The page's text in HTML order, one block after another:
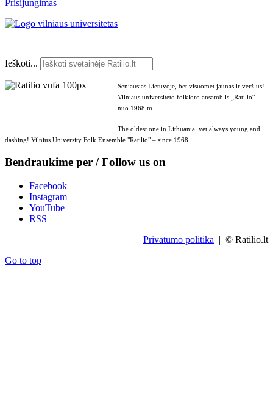
Prisijungimas
Ieškoti...
Seniausias Lietuvoje, bet visuomet jaunas ir veržlus!
Vilniaus universiteto folkloro ansamblis „Ratilio“ –
nuo 1968 m.
The oldest one in Lithuania, yet always young and
dashing! Vilnius University Folk Ensemble "Ratilio" – since 1968.
Bendraukime per / Follow us on
Facebook
Instagram
YouTube
RSS
Privatumo politika | © Ratilio.lt
Go to top